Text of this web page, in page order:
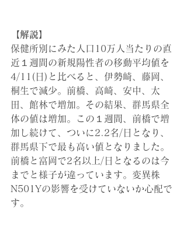
【解説】
保健所別にみた人口10万人当たりの直
近１週間の新規陽性者の移動平均値を
4/11(日)と比べると、伊勢崎、藤岡、
桐生で減少。前橋、高崎、安中、太
田、館林で増加。その結果、群馬県全
体の値は増加。この１週間、前橋で増
加し続けて、ついに2.2名/日となり、
群馬県下で最も高い値となりました。
前橋と富岡で2名以上/日となるのは今
までと様子が違っています。変異株
N501Yの影響を受けていないか心配で
す。